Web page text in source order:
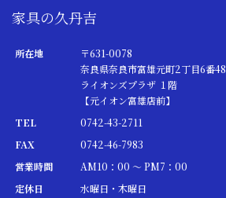
家具の久丹吉
所在地
〒631-0078
奈良県奈良市富雄元町2丁目6番48
ライオンズプラザ １階
【元イオン富雄店前】
TEL
0742-43-2711
FAX
0742-46-7983
営業時間
AM10：00 ～ PM7：00
定休日
水曜日・木曜日